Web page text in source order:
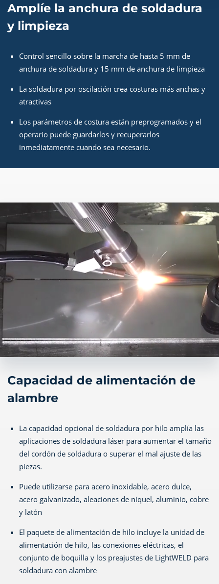
Amplíe la anchura de soldadura
y limpieza
Control sencillo sobre la marcha de hasta 5 mm de
anchura de soldadura y 15 mm de anchura de limpieza
La soldadura por oscilación crea costuras más anchas y
atractivas
Los parámetros de costura están preprogramados y el
operario puede guardarlos y recuperarlos
inmediatamente cuando sea necesario.
Capacidad de alimentación de
alambre
La capacidad opcional de soldadura por hilo amplía las
aplicaciones de soldadura láser para aumentar el tamaño
del cordón de soldadura o superar el mal ajuste de las
piezas.
Puede utilizarse para acero inoxidable, acero dulce,
acero galvanizado, aleaciones de níquel, aluminio, cobre
y latón
El paquete de alimentación de hilo incluye la unidad de
alimentación de hilo, las conexiones eléctricas, el
conjunto de boquilla y los preajustes de LightWELD para
soldadura con alambre